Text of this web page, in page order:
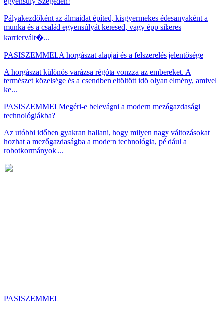
Pályakezdőként az álmaidat építed, kisgyermekes édesanyaként a
munka és a család egyensúlyát keresed, vagy épp sikeres
karriervált�...
PASISZEMMELA horgászat alapjai és a felszerelés jelentősége
A horgászat különös varázsa régóta vonzza az embereket. A
természet közelsége és a csendben eltöltött idő olyan élmény, amivel
ke...
PASISZEMMELMegéri-e belevágni a modern mezőgazdasági
technológiákba?
Az utóbbi időben gyakran hallani, hogy milyen nagy változásokat
hozhat a mezőgazdaságba a modern technológia, például a
robotkormányok ...
PASISZEMMEL